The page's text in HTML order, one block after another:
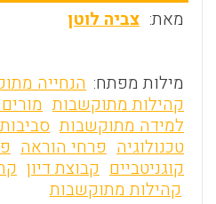
מאת: צביה לוטן
מילות מפתח: הנחייה
קהילות מתוקשבות
למידה מתוקשבות
טכנולוגיה פרחי הוראה
קוגניטביים קבוצת דיון
קהילות מתוקשבות